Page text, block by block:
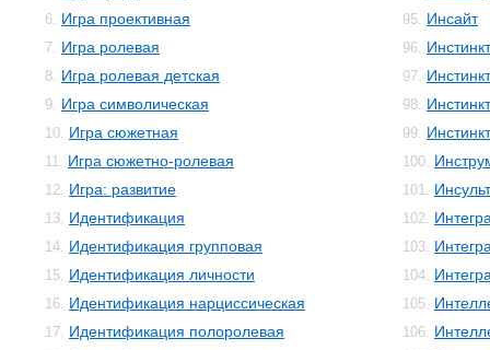
6. Игра проективная
7. Игра ролевая
8. Игра ролевая детская
9. Игра символическая
10. Игра сюжетная
11. Игра сюжетно-ролевая
12. Игра: развитие
13. Идентификация
14. Идентификация групповая
15. Идентификация личности
16. Идентификация нарциссическая
17. Идентификация полоролевая
95. Инсайт
96. Инстинкт
97.
98.
99.
100.
101. Инсульт
102.
103.
104.
105.
106.